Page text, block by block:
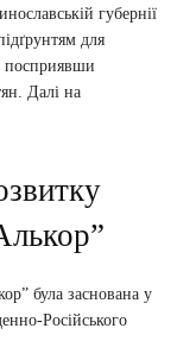
губернії
для
посприявши
Далі на
була заснована у
Російського